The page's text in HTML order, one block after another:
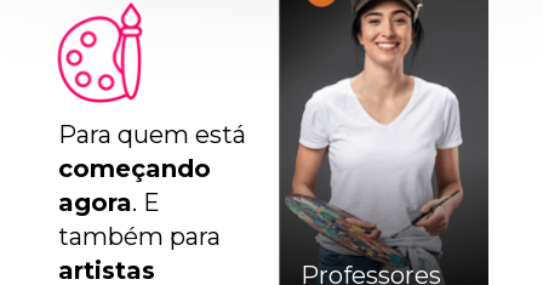
começando
agora. E
artistas
Professores